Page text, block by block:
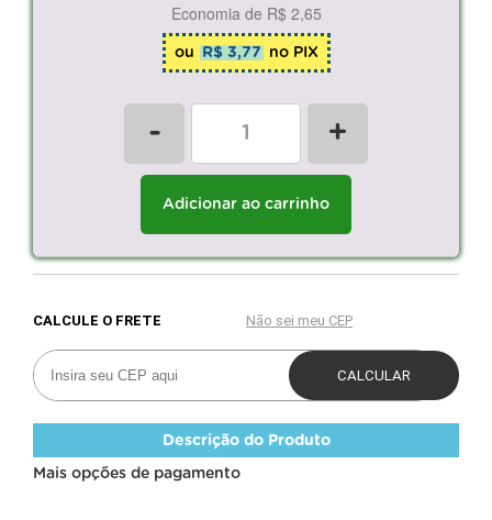
Economia de R$ 2,65
ou R$ 3,77 no PIX
- +
Adicionar ao carrinho
Descrição do Produto
Mais opções de pagamento